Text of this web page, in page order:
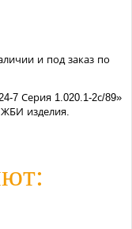
и под заказ по
7 Серия 1.020.1-2с/89»
изделия.